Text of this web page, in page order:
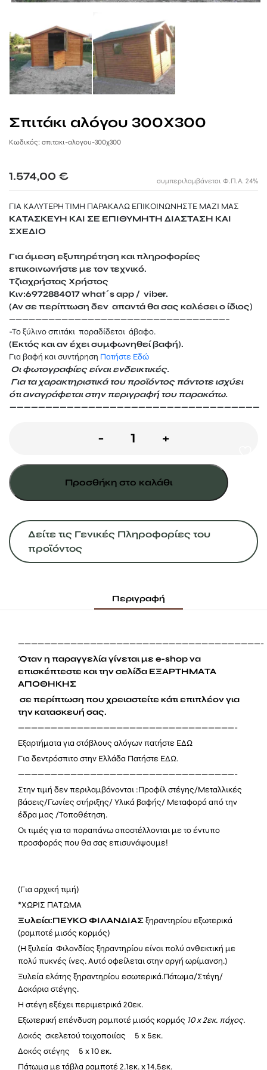
ΕΞΑΡΤΗΜΑΤΑ
ΣΠΙΤΑΚΙΑ ΓΙΑ ΓΑΤΕΣ
ΣΤΑΒΛΟΙ ΑΛΟΓΩΝ
ΟΜΠΡΕΛΕΣ ΠΡΟΣ ΕΝΟΙΚΙΑΣΗ
ΔΙΑΦΟΡΕΣ ΚΑΤΑΣΚΕΥΕΣ ΠΡΟΣ ΕΝΟΙΚΙΑΣΗ
ΣΥΜΜΕΤΟΧΕΣ ΣΕ ΧΡΙΣΤΟΥΓΕΝΝΙΑΤΙΚΑ ΧΩΡΙΑ
Σπιτάκι αλόγου 300Χ300
Κωδικός: σπιτακι-αλογου-​300χ300
1.574,00 € συμπεριλαμβάνεται Φ.Π.Α. 24%
ΓΙΑ ΚΑΛΥΤΕΡΗ ΤΙΜΗ ΠΑΡΑΚΑΛΩ ΕΠΙΚΟΙΝΩΝΗΣΤΕ ΜΑΖΙ ΜΑΣ
ΚΑΤΑΣΚΕΥΗ ΚΑΙ ΣΕ ΕΠΙΘΥΜΗΤΗ ΔΙΑΣΤΑΣΗ ΚΑΙ
ΣΧΕΔΙΟ
Για άμεση εξυπηρέτηση και πληροφορίες
επικοινωνήστε με τον τεχνικό.
Τζιαχρήστας Χρήστος
Κιν:6972884017 what΄s app / viber.
(Αν σε περίπτωση δεν απαντά θα σας καλέσει ο ίδιος)
—————————————————————————————————–
-Το ξύλινο σπιτάκι παραδίδεται άβαφο.
(Εκτός και αν έχει συμφωνηθεί βαφή).
Για βαφή και συντήρηση Πατήστε Εδώ
Οι φωτογραφίες είναι ενδεικτικές.
Για τα χαρακτηριστικά του προϊόντος πάντοτε ισχύει
ότι αναγράφεταιστην περιγραφή του παρακάτω.
———————————————————————————————————
-
Σπιτάκι
300Χ300
ποσότητα
+
Προσθήκη στο καλάθι
Δείτε τις Γενικές Πληροφορίες του
προϊόντος
Περιγραφή
—————————————————————————————————————-
Όταν η παραγγελία γίνεται με e-shop να
επισκέπτεστε και την σελίδα ΕΞΑΡΤΗΜΑΤΑ
ΑΠΟΘΗΚΗΣ
σε περίπτωση που χρειαστείτε κάτι επιπλέον για
την κατασκευή σας.
—————————————————————————————————-
Εξαρτήματα για στάβλους αλόγων πατήστε ΕΔΩ
Για δεντρόσπιτο στην Ελλάδα Πατήστε ΕΔΩ.
—————————————————————————————————-
Στην τιμή δεν περιλαμβάνονται :Προφίλ στέγης/Μεταλλικές
βάσεις/Γωνίες στήριξης/Υλικά βαφής/ Μεταφορά από την
έδρα μας /Τοποθέτηση.
Οι τιμές για τα παραπάνω αποστέλλονται με το έντυπο
προσφοράς που θα σας επισυνάψουμε!
(Για αρχική τιμή)
*ΧΩΡΙΣ ΠΑΤΩΜΑ
Ξυλεία:ΠΕΥΚΟΦΙΛΑΝΔΙΑΣξηραντηρίου εξωτερικά
(ραμποτέ μισός κορμός)
(Η ξυλεία Φιλανδίας ξηραντηρίου είναι πολύ ανθεκτική με
πολύ πυκνές ίνες. Αυτό οφείλεται στην αργή ωρίμανση.)
Ξυλεία ελάτης ξηραντηρίου εσωτερικά.Πάτωμα/Στέγη/
Δοκάρια στέγης.
Η στέγη εξέχει περιμετρικά 20εκ.
Εξωτερική επένδυση ραμποτέ μισός κορμός 10 x 2εκ. πάχος.
Δοκός σκελετού τοιχοποιίας 5 x 5εκ.
Δοκός στέγης 5 x 10 εκ.
Πάτωμα με τάβλα ραμποτέ 2.1εκ. x 14,5εκ.